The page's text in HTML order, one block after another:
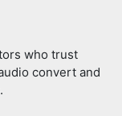
who trust
convert and